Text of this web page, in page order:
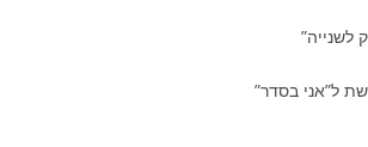
לשנייה”
ל”אני בסדר”